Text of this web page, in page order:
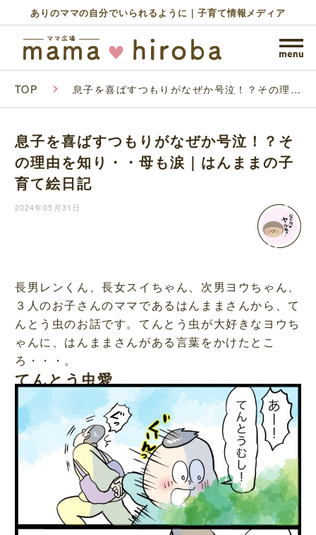
ありのママの自分でいられるように｜子育て情報メディア
TOP 息子を喜ばすつもりがなぜか号泣！？その理由
息子を喜ばすつもりがなぜか号泣！？そ
の理由を知り・・母も涙｜はんままの子
育て絵日記
2024年05月31日
長男レンくん、長女スイちゃん、次男ヨウちゃん、
３人のお子さんのママであるはんままさんから、て
んとう虫のお話です。てんとう虫が大好きなヨウち
ゃんに、はんままさんがある言葉をかけたとこ
ろ・・・。
てんとう虫愛